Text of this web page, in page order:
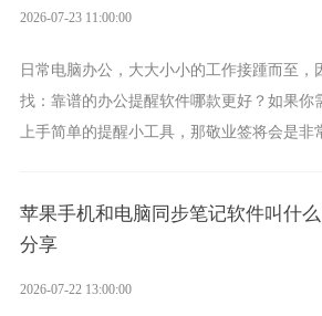
2026-07-23 11:00:00
日常电脑办公，大大小小的工作接踵而至，
找：靠谱的办公提醒软件哪款更好？如果你
上手简单的提醒小工具，那敬业签将会是非
苹果手机和电脑同步笔记软件叫什
分享
2026-07-22 13:00:00